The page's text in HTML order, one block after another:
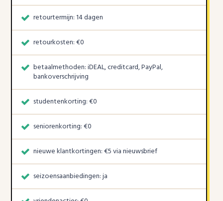
retourtermijn: 14 dagen
retourkosten: €0
betaalmethoden: iDEAL, creditcard, PayPal,
bankoverschrijving
studentenkorting: €0
seniorenkorting: €0
nieuwe klantkortingen: €5 via nieuwsbrief
seizoensaanbiedingen: ja